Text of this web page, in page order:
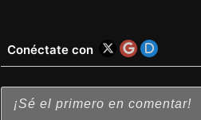
Conéctate con